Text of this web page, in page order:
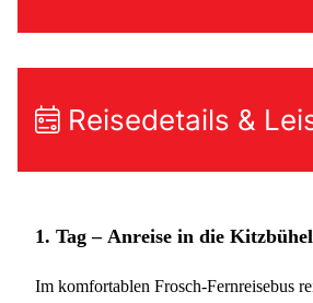
Reisedetails &
1. Tag – Anreise in die
Im komfortablen Frosch-Fernreisebus